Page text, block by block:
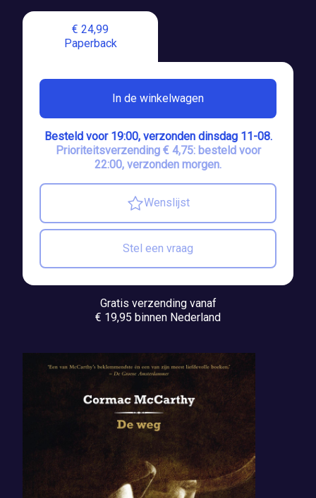
€ 24,99
Paperback
In de winkelwagen
Besteld voor 19:00, verzonden dinsdag 11-08.
Prioriteitsverzending € 4,75: besteld voor
22:00, verzonden morgen.
Wenslijst
Stel een vraag
Gratis verzending vanaf
€ 19,95 binnen Nederland